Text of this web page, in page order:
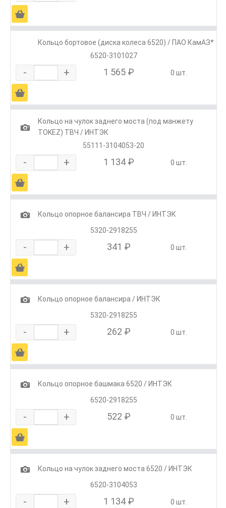
Ä
Кольцо бортовое (диска колеса 6520) / ПАО КамАЗ*
6520-3101027
- + 1 565 ₽ 0 шт.
Ä
1
Кольцо на чулок заднего моста (под манжету
TOKEZ) ТВЧ / ИНТЭК
55111-3104053-20
- + 1 134 ₽ 0 шт.
Ä
1
Кольцо опорное балансира ТВЧ / ИНТЭК
5320-2918255
- + 341 ₽ 0 шт.
Ä
1
Кольцо опорное балансира / ИНТЭК
5320-2918255
- + 262 ₽ 0 шт.
Ä
1
Кольцо опорное башмака 6520 / ИНТЭК
6520-2918255
- + 522 ₽ 0 шт.
Ä
1
Кольцо на чулок заднего моста 6520 / ИНТЭК
6520-3104053
- + 1 134 ₽ 0 шт.